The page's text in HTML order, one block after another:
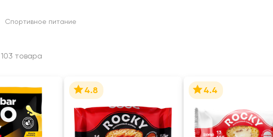
Спортивное питание
103 товара
4.8 4.4